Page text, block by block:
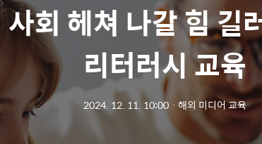
회 헤쳐 나갈 힘 길
리터러시 교육
2024. 12. 11. 10:00ㆍ 해외 미디어 교육